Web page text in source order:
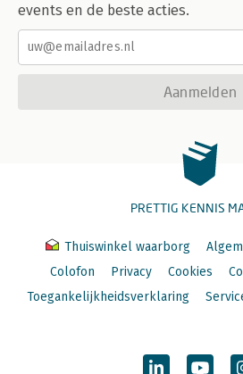
events en de beste acties.
Aanmelden
PRETTIG KENNIS
Thuiswinkel waarborg
Colofon
Privacy Cookies
Toegankelijkheidsverklaring